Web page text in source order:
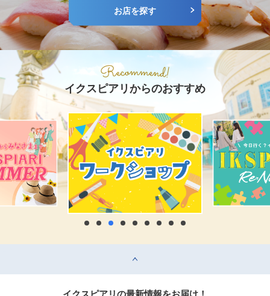
お店を探す
イクスピアリからのおすすめ
イクスピアリの最新情報をお届け！